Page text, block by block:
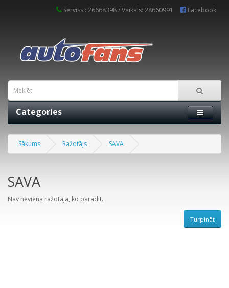
Serviss : 26668398 / Veikals: 28660991 Facebook
Categories
Sākums Ražotājs SAVA
SAVA
Nav neviena ražotāja, ko parādīt.
Turpināt